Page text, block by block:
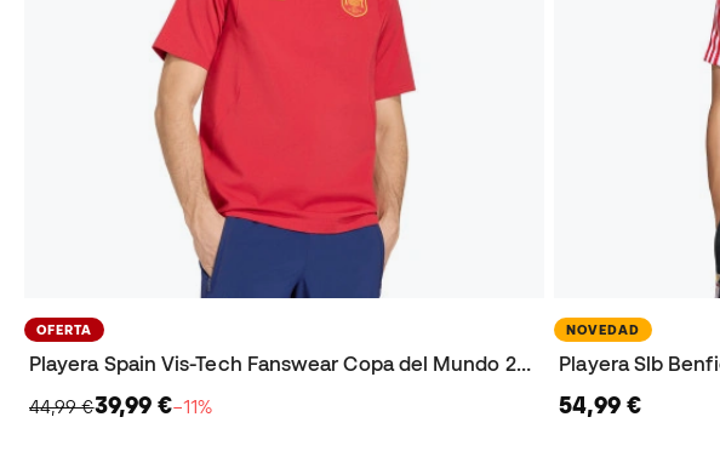
OFERTA
Playera Spain Vis-Tech Fanswear Copa del Mundo 2026
44,99 €39,99 €−11%
NOVEDAD
Playera Slb
54,99 €